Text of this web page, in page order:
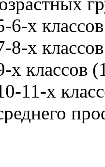
6-х
8-х
х классов
11-х